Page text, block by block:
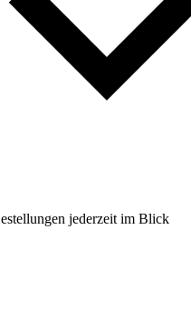
jederzeit im Blick